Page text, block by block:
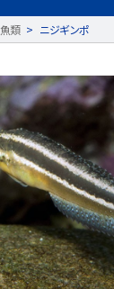
魚類 > ニジギンポ